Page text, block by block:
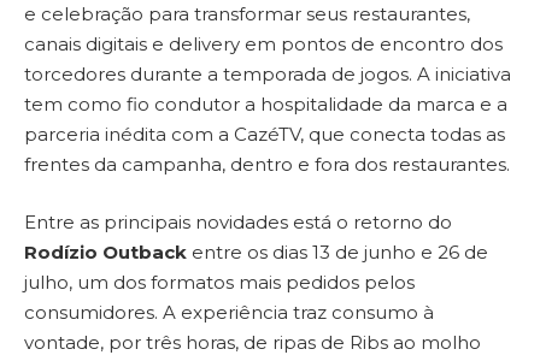
e celebração para transformar seus restaurantes,
canais digitais e delivery em pontos de encontro dos
torcedores durante a temporada de jogos. A iniciativa
tem como fio condutor a hospitalidade da marca e a
parceria inédita com a CazéTV, que conecta todas as
frentes da campanha, dentro e fora dos restaurantes.
Entre as principais novidades está o retorno do
Rodízio Outback entre os dias 13 de junho e 26 de
julho, um dos formatos mais pedidos pelos
consumidores. A experiência traz consumo à
vontade, por três horas, de ripas de Ribs ao molho